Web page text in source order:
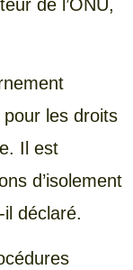
de l’ONU,
pour les droits
Il est
d’isolement
déclaré.